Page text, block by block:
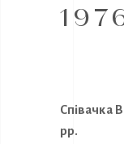
Співачка
рр.